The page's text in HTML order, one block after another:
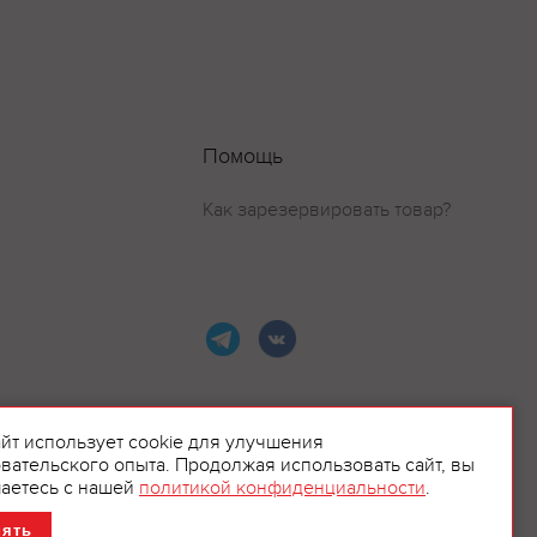
Помощь
Как зарезервировать товар?
использует cookie для улучшения
опыта. Продолжая использовать сайт, вы
с нашей политикой конфиденциальности.